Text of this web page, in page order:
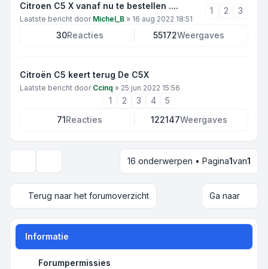
Citroen C5 X vanaf nu te bestellen ....
Laatste bericht door Michel_B » 16 aug 2022 18:51
1 2 3
30Reacties 55172Weergaves
Citroën C5 keert terug De C5X
Laatste bericht door Ccinq » 25 jun 2022 15:56
1 2 3 4
5
71Reacties 122147Weergaves
Weergave- en sorteeropties16 onderwerpen • Pagina1van1
Terug naar het forumoverzicht Ga naar
Informatie
Forumpermissies